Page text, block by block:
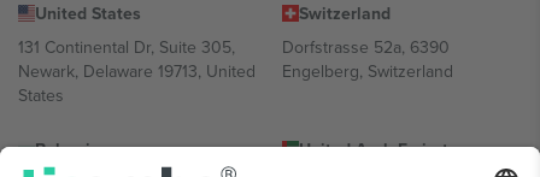
United States
131 Continental Dr, Suite 305,
Newark, Delaware 19713, United
States
Switzerland
Dorfstrasse 52a, 6390
Engelberg, Switzerland
Bulgaria
United Arab Emirates